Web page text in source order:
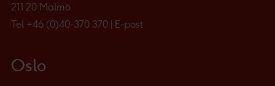
211 20 Malmö
Tel +46 (0)40-370 370 | E-post
Oslo